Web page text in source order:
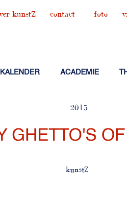
kunstZ contact foto
KALENDER ACADEMIE
2015
GHETTO'S
kunstZ